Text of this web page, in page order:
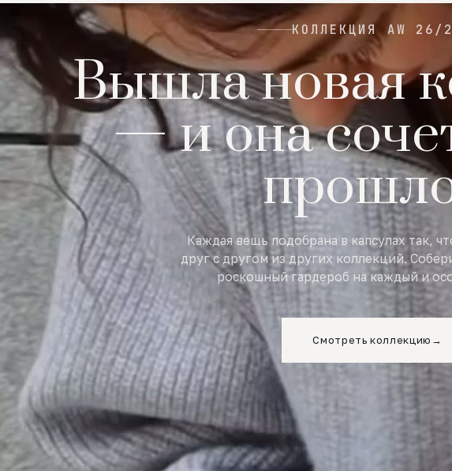
КОЛЛЕКЦИЯ AW 26/
Вышла новая
— и она
Каждая вещь подобрана в капсулах так,
друг с другом из других коллекций.
роскошный гардероб на каждый и
Смотреть коллекцию →